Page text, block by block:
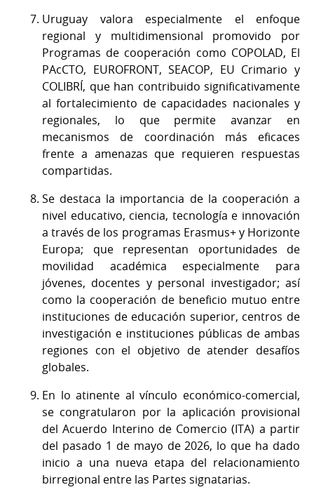
Uruguay valora especialmente el enfoque
regional y multidimensional promovido por
Programas de cooperación como COPOLAD, El
PAcCTO, EUROFRONT, SEACOP, EU Crimario y
COLIBRÍ, que han contribuido significativamente
al fortalecimiento de capacidades nacionales y
regionales, lo que permite avanzar en
mecanismos de coordinación más eficaces
frente a amenazas que requieren respuestas
compartidas.
Se destaca la importancia de la cooperación a
nivel educativo, ciencia, tecnología e innovación
a través de los programas Erasmus+ y Horizonte
Europa; que representan oportunidades de
movilidad académica especialmente para
jóvenes, docentes y personal investigador; así
como la cooperación de beneficio mutuo entre
instituciones de educación superior, centros de
investigación e instituciones públicas de ambas
regiones con el objetivo de atender desafíos
globales.
En lo atinente al vínculo económico-comercial,
se congratularon por la aplicación provisional
del Acuerdo Interino de Comercio (ITA) a partir
del pasado 1 de mayo de 2026, lo que ha dado
inicio a una nueva etapa del relacionamiento
birregional entre las Partes signatarias.